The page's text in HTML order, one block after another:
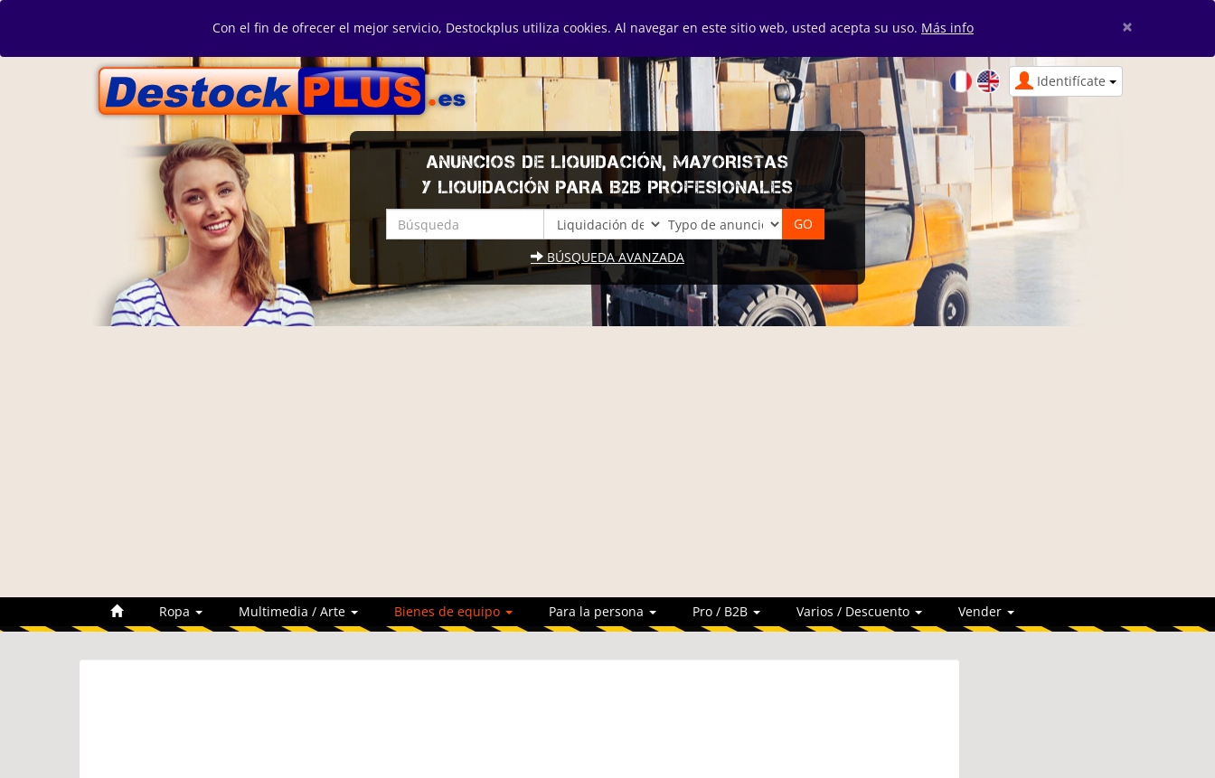
Con el fin de ofrecer el mejor servicio, Destockplus utiliza cookies. Al navegar en este sitio web, usted acepta su uso. Más info ×
Identifícate
ANUNCIOS DE LIQUIDACIÓN, MAYORISTAS
Y LIQUIDACIÓN PARA B2B PROFESIONALES
BÚSQUEDA AVANZADA
Ropa Multimedia / Arte Bienes de equipo Para la persona Pro / B2B Varios / Descuento Vender